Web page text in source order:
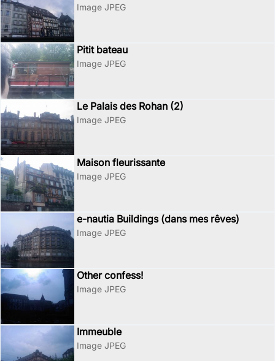
Image JPEG
Pitit bateau
Image JPEG
Le Palais des Rohan (2)
Image JPEG
Maison fleurissante
Image JPEG
e-nautia Buildings (dans mes rêves)
Image JPEG
Other confess!
Image JPEG
Immeuble
Image JPEG